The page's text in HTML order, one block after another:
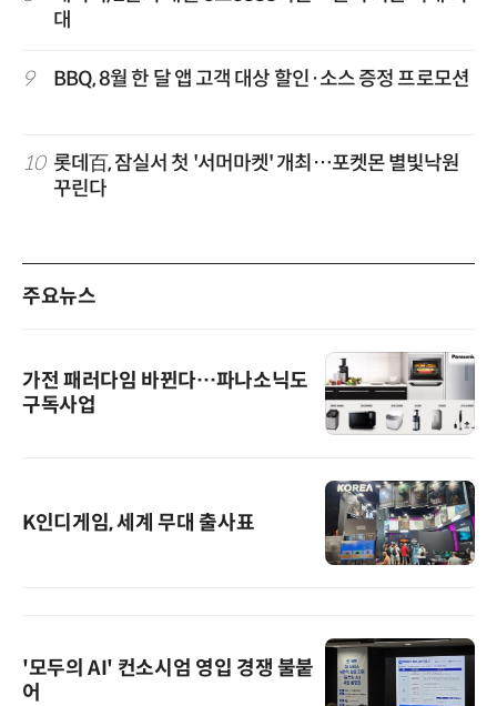
대
9 BBQ, 8월 한 달 앱 고객 대상 할인·소스 증정 프로모션
10 롯데百, 잠실서 첫 '서머마켓' 개최…포켓몬 별빛낙원
꾸린다
주요뉴스
가전 패러다임 바뀐다…파나소닉도
구독사업
K인디게임, 세계 무대 출사표
'모두의 AI' 컨소시엄 영입 경쟁 불붙
어